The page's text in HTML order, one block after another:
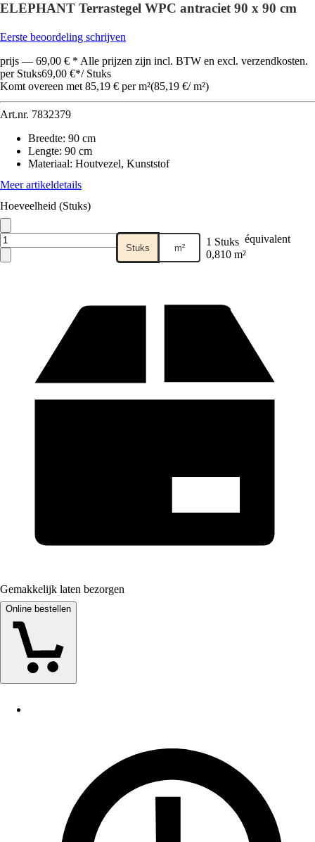
ELEPHANT Terrastegel WPC antraciet 90 x 90 cm
Eerste beoordeling schrijven
prijs — 69,00 € * Alle prijzen zijn incl. BTW en excl. verzendkosten.
per Stuks69,00 €*/ Stuks
Komt overeen met 85,19 € per m²(85,19 €/ m²)
Art.nr. 7832379
Breedte: 90 cm
Lengte: 90 cm
Materiaal: Houtvezel, Kunststof
Meer artikeldetails
Hoeveelheid (Stuks)
Stuks m² 1 Stuks équivalent
0,810 m²
Gemakkelijk laten bezorgen
Online bestellen